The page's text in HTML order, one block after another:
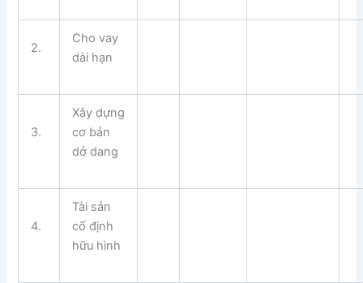
2.
Cho vay
dài hạn
3.
Xây dựng
cơ bản
dở dang
4.
Tài sản
cố định
hữu hình